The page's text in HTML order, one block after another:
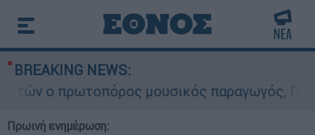
BREAKING NEWS:
ο πρωτοπόρος μουσικός παραγωγός,
Πρωινή ενημέρωση: